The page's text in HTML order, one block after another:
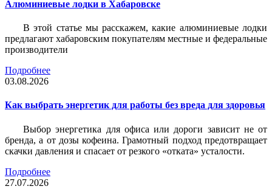
Алюминиевые лодки в Хабаровске
В этой статье мы расскажем, какие алюминиевые лодки
предлагают хабаровским покупателям местные и федеральные
производители
Подробнее
03.08.2026
Как выбрать энергетик для работы без вреда для здоровья
Выбор энергетика для офиса или дороги зависит не от
бренда, а от дозы кофеина. Грамотный подход предотвращает
скачки давления и спасает от резкого «отката» усталости.
Подробнее
27.07.2026